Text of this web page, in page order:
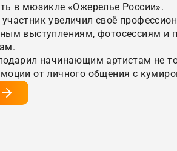
в мюзикле «Ожерелье России».
увеличил своё
выступлениям, фотосессиям и
начинающим артистам не
от личного общения с